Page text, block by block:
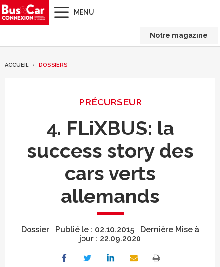
MENU
Notre magazine
ACCUEIL DOSSIERS
PRÉCURSEUR
4. FLiXBUS: la
success story des
cars verts
allemands
Dossier Publié le : 02.10.2015
Dernière Mise à
jour : 22.09.2020